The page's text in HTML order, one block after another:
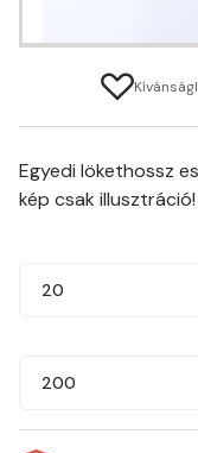
Egyedi lökethossz
kép csak illusztráció!
20
200